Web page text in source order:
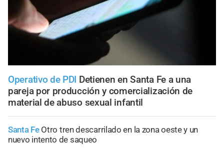
Operativo de PDI Detienen en Santa Fe a una
pareja por producción y comercialización de
material de abuso sexual infantil
Santa Fe Otro tren descarrilado en la zona oeste y un
nuevo intento de saqueo